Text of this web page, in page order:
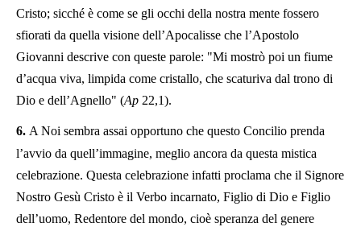
Cristo; sicché è come se gli occhi della nostra mente fossero
sfiorati da quella visione dell’Apocalisse che l’Apostolo
Giovanni descrive con queste parole: "Mi mostrò poi un fiume
d’acqua viva, limpida come cristallo, che scaturiva dal trono di
Dio e dell’Agnello" (Ap 22,1).
6. A Noi sembra assai opportuno che questo Concilio prenda
l’avvio da quell’immagine, meglio ancora da questa mistica
celebrazione. Questa celebrazione infatti proclama che il Signore
Nostro Gesù Cristo è il Verbo incarnato, Figlio di Dio e Figlio
dell’uomo, Redentore del mondo, cioè speranza del genere